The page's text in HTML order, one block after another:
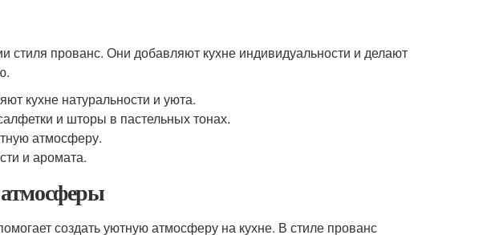
стиля прованс. Они добавляют кухне индивидуальности и делают
кухне натуральности и уюта.
и шторы в пастельных тонах.
атмосферу.
и аромата.
создать уютную атмосферу на кухне. В стиле прованс